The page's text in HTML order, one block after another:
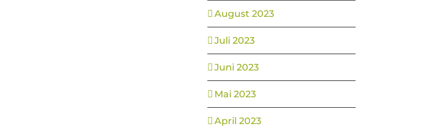
August 2023
Juli 2023
Juni 2023
Mai 2023
April 2023